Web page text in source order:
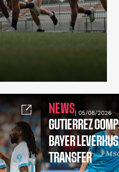
NEWS| 05/08/2026
GUTIERREZ
BAYER
TRANSFER